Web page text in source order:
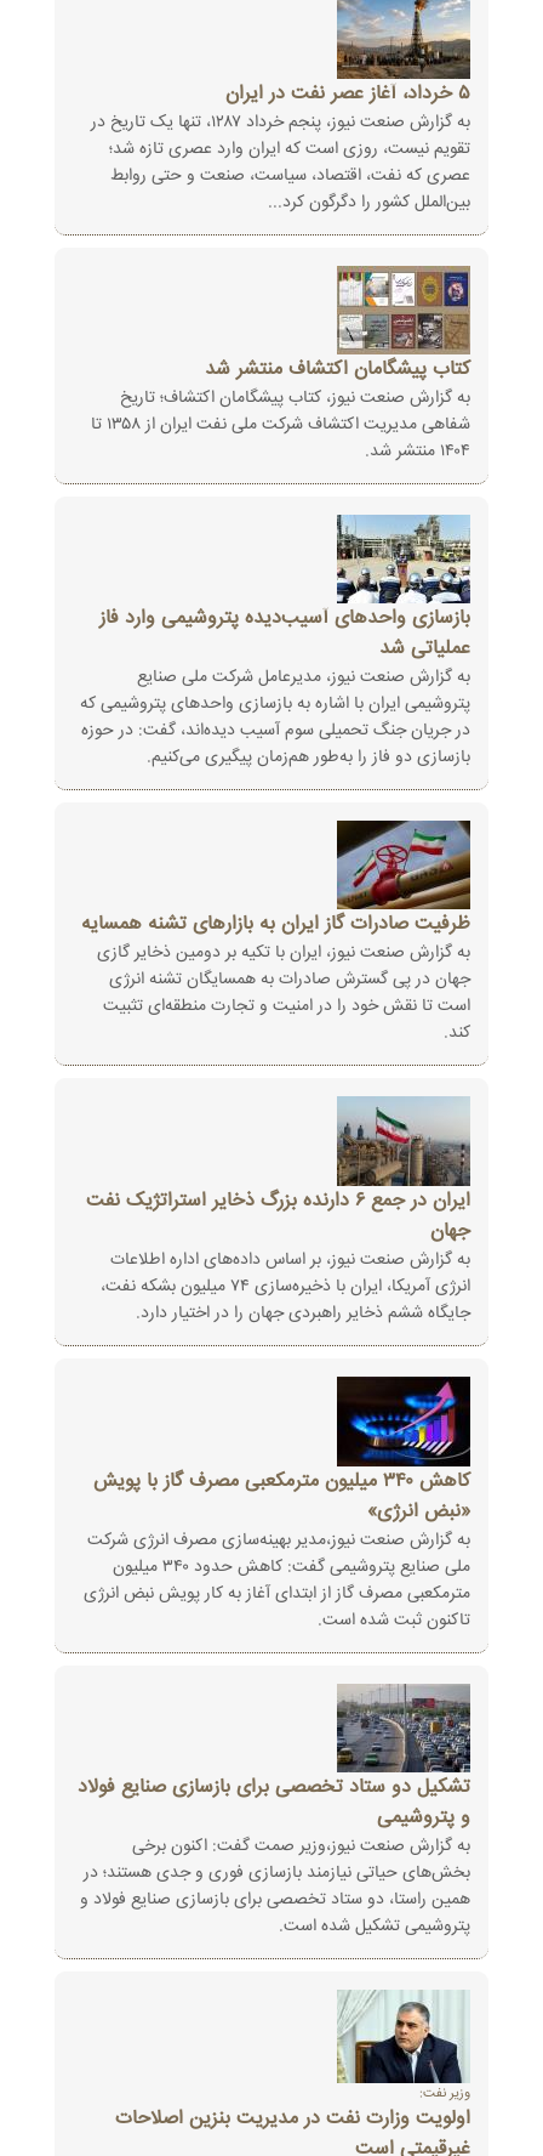
۵‏‎ ‎خرداد، آغاز عصر نفت در ایران
به گزارش صنعت نیوز، پنجم خرداد ۱۲۸۷، تنها یک تاریخ در
تقویم نیست، روزی است که ایران وارد عصری تازه‌ شد؛
عصری که نفت، اقتصاد، ‏سیاست، صنعت و حتی روابط
بین‌الملل کشور را دگرگون کرد...
کتاب پیشگامان اکتشاف منتشر شد
به گزارش صنعت نیوز، کتاب پیشگامان اکتشاف؛ تاریخ
شفاهی مدیریت اکتشاف شرکت ملی نفت ایران از ۱۳۵۸ تا
بازسازی واحدهای آسیب‌دیده پتروشیمی وارد فاز
عملیاتی شد
به گزارش صنعت نیوز، مدیرعامل شرکت ملی صنایع
پتروشیمی ایران با اشاره به بازسازی واحدهای پتروشیمی که
در جریان جنگ تحمیلی ‏سوم آسیب دیده‌اند، گفت: در حوزه
بازسازی دو فاز را به‌طور هم‌زمان پیگیری می‌کنیم‎.‎
ظرفیت صادرات گاز ایران به بازارهای تشنه همسایه
به گزارش صنعت نیوز، ایران با تکیه بر دومین ذخایر گازی
جهان در پی گسترش صادرات به همسایگان تشنه انرژی
است تا نقش خود را در امنیت و ‏تجارت منطقه‌ای تثبیت
کند‎.‎
ایران در جمع ۶ دارنده بزرگ ذخایر استراتژیک نفت
جهان
به گزارش صنعت نیوز، بر اساس داده‌های اداره اطلاعات
انرژی آمریکا، ایران با ذخیره‌سازی ۷۴ میلیون بشکه نفت،
جایگاه ششم ذخایر ‏راهبردی جهان را در اختیار دارد‎.‎
کاهش ۳۴۰ میلیون مترمکعبی مصرف گاز با پویش
«نبض انرژی»
به گزارش صنعت نیوز،مدیر بهینه‌سازی مصرف انرژی شرکت
ملی صنایع پتروشیمی گفت: کاهش حدود ۳۴۰ میلیون
مترمکعبی مصرف گاز از ‏ابتدای آغاز به کار پویش نبض انرژی
تاکنون ثبت شده است‎.‎
تشکیل دو ستاد تخصصی برای بازسازی صنایع فولاد
و پتروشیمی
به گزارش صنعت نیوز،وزیر صمت گفت: اکنون برخی
بخش‌های حیاتی نیازمند بازسازی فوری و جدی هستند؛ در
همین راستا، دو ستاد تخصصی برای بازسازی صنایع فولاد و
پتروشیمی تشکیل شده است.
وزیر نفت:
اولویت وزارت نفت در مدیریت بنزین اصلاحات
غیرقیمتی است